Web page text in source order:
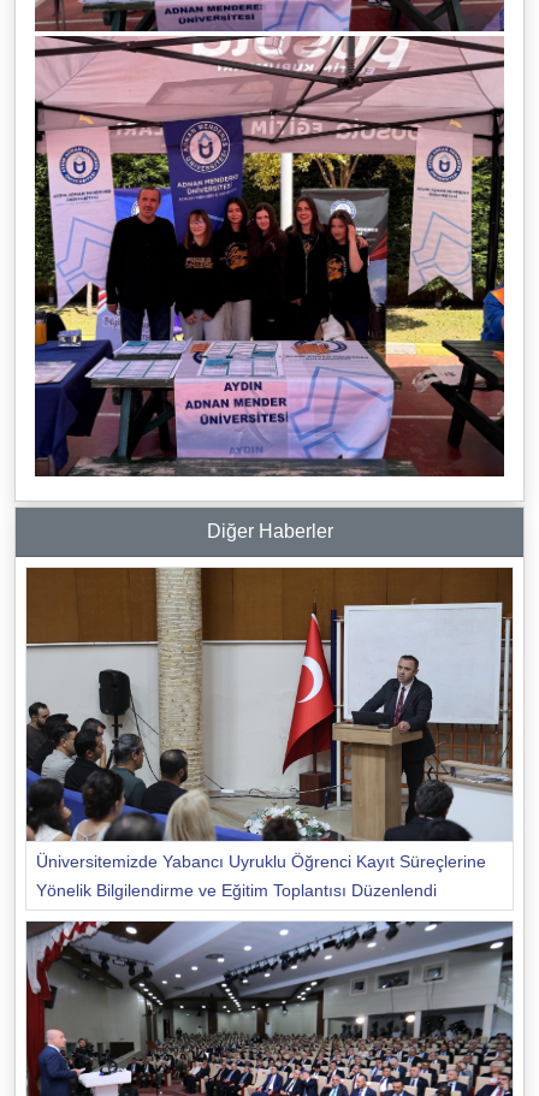
Diğer Haberler
Üniversitemizde Yabancı Uyruklu Öğrenci Kayıt Süreçlerine
Yönelik Bilgilendirme ve Eğitim Toplantısı Düzenlendi